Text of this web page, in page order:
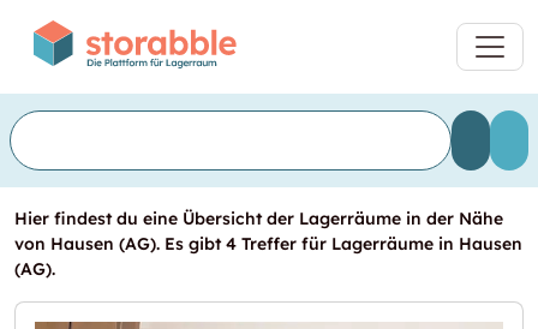
Hier findest du eine Übersicht der Lagerräume in der Nähe
von Hausen (AG). Es gibt 4 Treffer für Lagerräume in Hausen
(AG).